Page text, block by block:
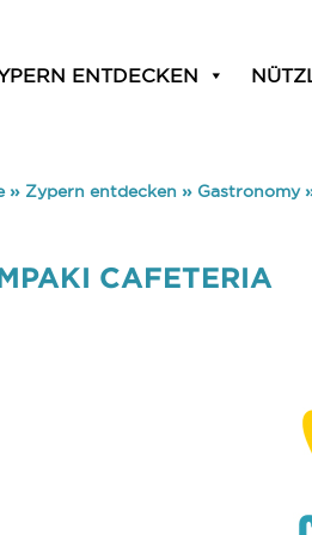
ENTDECKEN
» Zypern entdecken » Gastronomy
CAFETERIA